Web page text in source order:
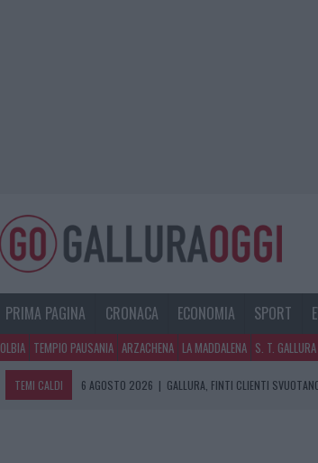
PRIMA PAGINA CRONACA ECONOMIA SPORT
OLBIA TEMPIO PAUSANIA ARZACHENA LA MADDALENA S. T. GALLURA
TEMI CALDI 6 AGOSTO 2026 | GALLURA, FINTI CLIENTI